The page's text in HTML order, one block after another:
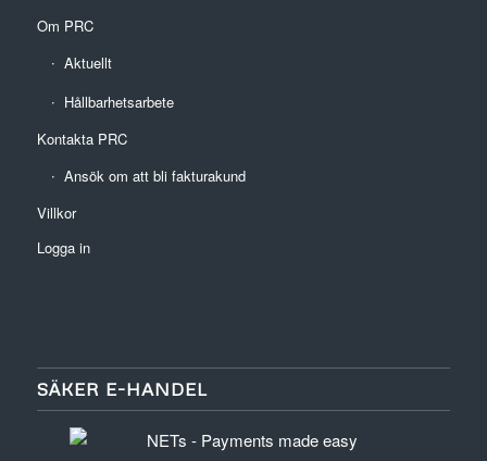
Om PRC
Aktuellt
Hållbarhetsarbete
Kontakta PRC
Ansök om att bli fakturakund
Villkor
Logga in
SÄKER E-HANDEL